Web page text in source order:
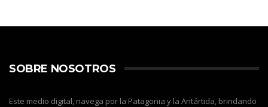
SOBRE NOSOTROS
Este medio digital, navega por la Patagonia y la Antártida, brindando